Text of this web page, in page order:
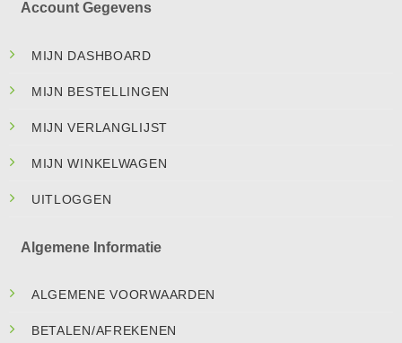
Account Gegevens
MIJN DASHBOARD
MIJN BESTELLINGEN
MIJN VERLANGLIJST
MIJN WINKELWAGEN
UITLOGGEN
Algemene Informatie
ALGEMENE VOORWAARDEN
BETALEN/AFREKENEN